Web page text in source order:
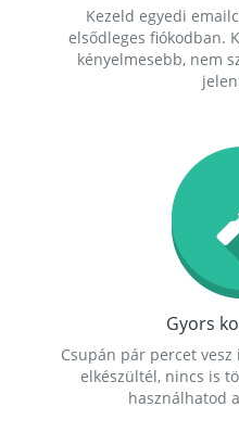
Kezeld egyedi
elsődleges fiókodban.
kényelmesebb, nem
Gyors
Csupán pár percet
elkészültél, nincs is
használhatod